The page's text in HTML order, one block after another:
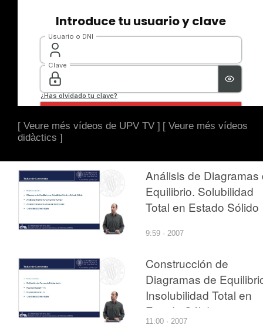
[ Veure més vídeos de UPV TV ] [ Veure més vídeos
didàctics ]
Análisis de Diagramas
Equilibrio. Solubilidad
Total en Estado Sólido
9:59 · 2007
Construcción de
Diagramas de
Insolubilidad Total en
Estado Sólido con
Transformación
11:00 · 2007